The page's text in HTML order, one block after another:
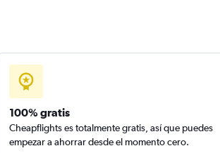
100% gratis
Cheapflights es totalmente gratis, así que puedes
empezar a ahorrar desde el momento cero.